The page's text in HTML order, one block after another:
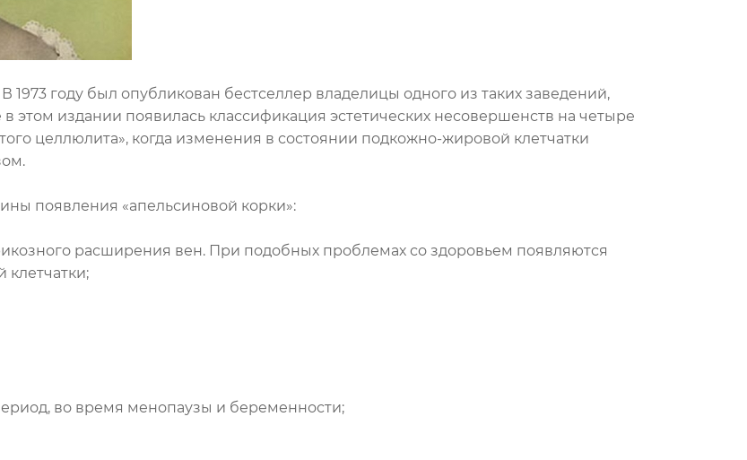
1973 году был опубликован бестселлер владелицы одного из таких заведений,
этом издании появилась классификация эстетических несовершенств на четыре
целлюлита», когда изменения в состоянии подкожно-жировой клетчатки
появления «апельсиновой корки»:
расширения вен. При подобных проблемах со здоровьем появляются
клетчатки;
во время менопаузы и беременности;